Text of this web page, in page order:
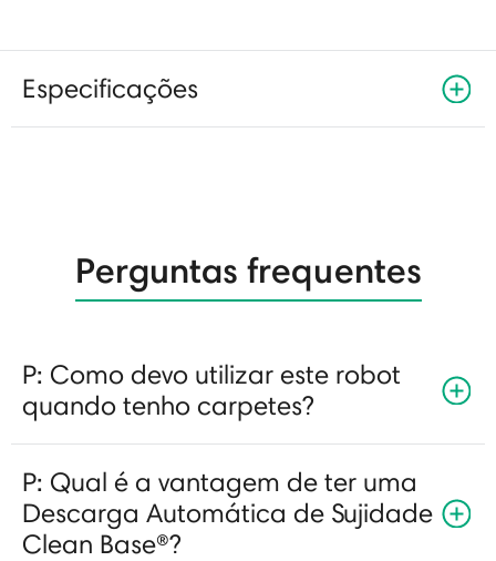
Especificações
Perguntas frequentes
P: Como devo utilizar este robot
quando tenho carpetes?
P: Qual é a vantagem de ter uma
Descarga Automática de Sujidade
Clean Base®?